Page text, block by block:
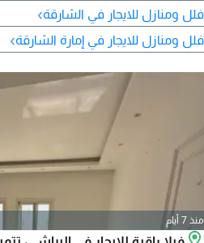
كم، إضافة إلى نظام كاميرات مراقبة.
فلل ومنازل للايجار في الشارقة›
فلل ومنازل للايجار في إمارة الشارقة›
منذ 7 أيام